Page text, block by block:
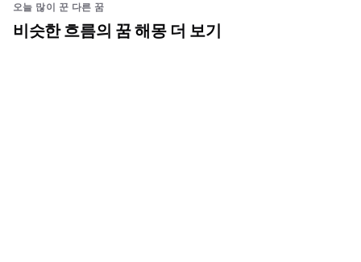
오늘 많이 꾼 다른 꿈
비슷한 흐름의 꿈 해몽 더 보기